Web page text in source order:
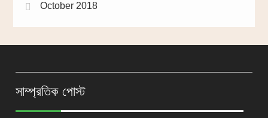
October 2018
সাম্প্রতিক পোস্ট